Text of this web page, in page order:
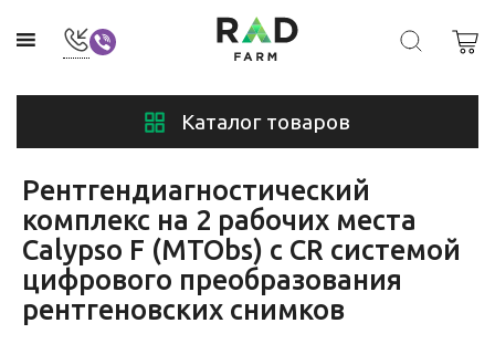
Каталог товаров
Рентгендиагностический
комплекс на 2 рабочих места
Calypso F (MTObs) с CR системой
цифрового преобразования
рентгеновских снимков